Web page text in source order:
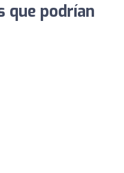
que podrían